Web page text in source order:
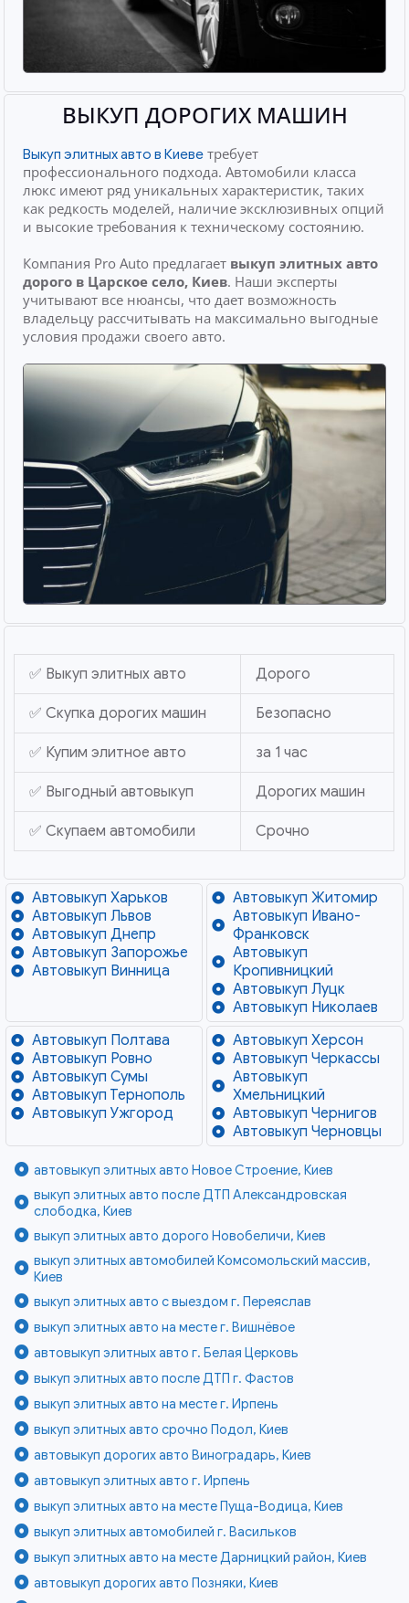
ВЫКУП ДОРОГИХ МАШИН
Выкуп элитных авто в Киеве требует
профессионального подхода. Автомобили класса
люкс имеют ряд уникальных характеристик, таких
как редкость моделей, наличие эксклюзивных опций
и высокие требования к техническому состоянию.
Компания Pro Auto предлагает выкуп элитных авто
дорого в Царское село, Киев. Наши эксперты
учитывают все нюансы, что дает возможность
владельцу рассчитывать на максимально выгодные
условия продажи своего авто.
✅ Выкуп элитных авто Дорого
✅ Скупка дорогих машин Безопасно
✅ Купим элитное авто за 1 час
✅ Выгодный автовыкуп Дорогих машин
✅ Скупаем автомобили Срочно
Автовыкуп Харьков
Автовыкуп Львов
Автовыкуп Днепр
Автовыкуп Запорожье
Автовыкуп Винница
Автовыкуп Житомир
Автовыкуп Ивано-
Франковск
Автовыкуп
Кропивницкий
Автовыкуп Луцк
Автовыкуп Николаев
Автовыкуп Полтава
Автовыкуп Ровно
Автовыкуп Сумы
Автовыкуп Тернополь
Автовыкуп Ужгород
Автовыкуп Херсон
Автовыкуп Черкассы
Автовыкуп
Хмельницкий
Автовыкуп Чернигов
Автовыкуп Черновцы
автовыкуп элитных авто Новое Строение, Киев
выкуп элитных авто после ДТП Александровская
слободка, Киев
выкуп элитных авто дорого Новобеличи, Киев
выкуп элитных автомобилей Комсомольский массив,
Киев
выкуп элитных авто с выездом г. Переяслав
выкуп элитных авто на месте г. Вишнёвое
автовыкуп элитных авто г. Белая Церковь
выкуп элитных авто после ДТП г. Фастов
выкуп элитных авто на месте г. Ирпень
выкуп элитных авто срочно Подол, Киев
автовыкуп дорогих авто Виноградарь, Киев
автовыкуп элитных авто г. Ирпень
выкуп элитных авто на месте Пуща-Водица, Киев
выкуп элитных автомобилей г. Васильков
выкуп элитных авто на месте Дарницкий район, Киев
автовыкуп дорогих авто Позняки, Киев